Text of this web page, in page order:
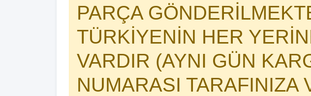
PARÇA
TÜRKİYENİN HER
VARDIR (AYNI GÜN
NUMARASI TARAFINIZA